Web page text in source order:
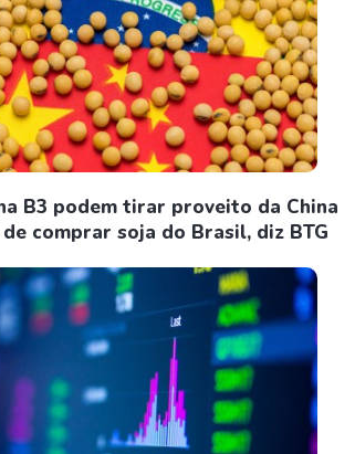
B3 podem tirar proveito da China
comprar soja do Brasil, diz BTG